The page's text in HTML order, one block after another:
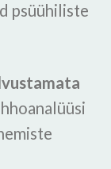
psüühiliste